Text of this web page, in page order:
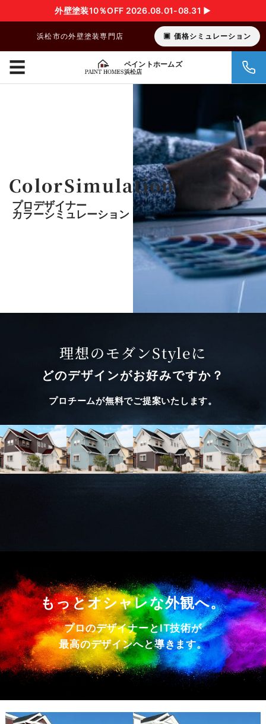
外壁塗装10％OFF 2026.08.01-08.31 ▶︎
浜松市の外壁塗装専門店 価格シミュレーション
ペイントホームズ
浜松店
☰
ColorSimulation
プロデザイナー
カラーシミュレーション
理想のモダンStyleに
どのデザインがお好みですか？
プロチームが無料でご提案いたします。
もっとオシャレな外観へ。
プロのデザイナーとIT技術が
最高のデザインへと導きます。